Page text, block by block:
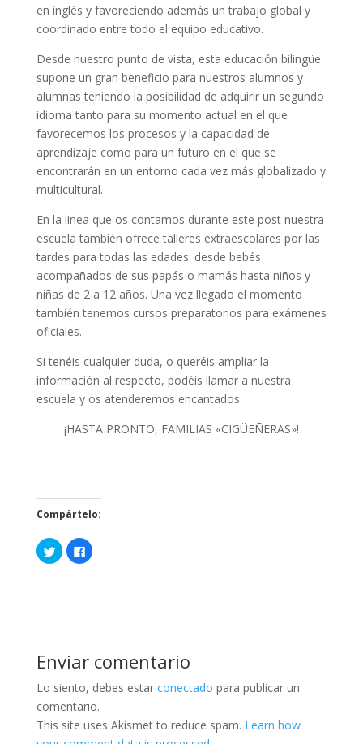
en inglés y favoreciendo además un trabajo global y
coordinado entre todo el equipo educativo.
Desde nuestro punto de vista, esta educación bilingüe
supone un gran beneficio para nuestros alumnos y
alumnas teniendo la posibilidad de adquirir un segundo
idioma tanto para su momento actual en el que
favorecemos los procesos y la capacidad de
aprendizaje como para un futuro en el que se
encontrarán en un entorno cada vez más globalizado y
multicultural.
En la linea que os contamos durante este post nuestra
escuela también ofrece talleres extraescolares por las
tardes para todas las edades: desde bebés
acompañados de sus papás o mamás hasta niños y
niñas de 2 a 12 años. Una vez llegado el momento
también tenemos cursos preparatorios para exámenes
oficiales.
Si tenéis cualquier duda, o queréis ampliar la
información al respecto, podéis llamar a nuestra
escuela y os atenderemos encantados.
¡HASTA PRONTO, FAMILIAS «CIGÜEÑERAS»!
Compártelo:
H
a
o
p
a
r
t
i
r
H
a
o
a
r
t
i
r
Enviar comentario
Lo siento, debes estar conectado para publicar un
comentario.
This site uses Akismet to reduce spam. Learn how